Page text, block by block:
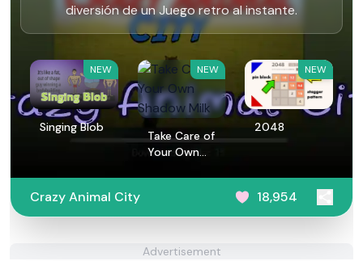
diversión de un Juego retro al instante.
NEW
Singing Blob
NEW
Take Care of
Your Own
NEW
2048
Crazy Animal City 18,954
Advertisement